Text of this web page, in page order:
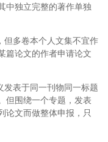
中独立完整的著作单独
但多卷本个人文集不宜作
篇论文的作者申请论文
发表于同一刊物同一标题
但围绕一个专题，发表
论文而做整体申报，只